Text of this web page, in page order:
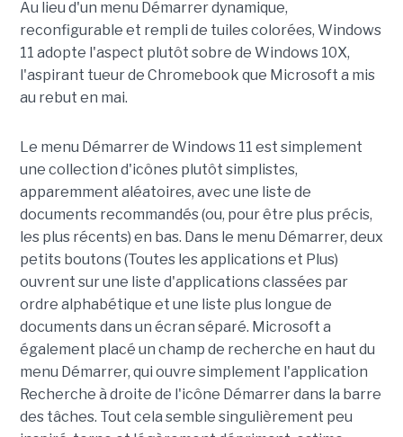
Au lieu d'un menu Démarrer dynamique,
reconfigurable et rempli de tuiles colorées, Windows
11 adopte l'aspect plutôt sobre de Windows 10X,
l'aspirant tueur de Chromebook que Microsoft a mis
au rebut en mai.
Le menu Démarrer de Windows 11 est simplement
une collection d'icônes plutôt simplistes,
apparemment aléatoires, avec une liste de
documents recommandés (ou, pour être plus précis,
les plus récents) en bas. Dans le menu Démarrer, deux
petits boutons (Toutes les applications et Plus)
ouvrent sur une liste d'applications classées par
ordre alphabétique et une liste plus longue de
documents dans un écran séparé. Microsoft a
également placé un champ de recherche en haut du
menu Démarrer, qui ouvre simplement l'application
Recherche à droite de l'icône Démarrer dans la barre
des tâches. Tout cela semble singulièrement peu